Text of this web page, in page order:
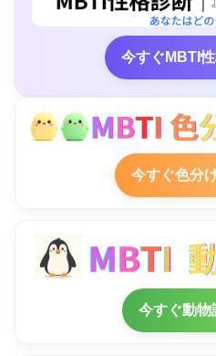
今すぐMBTI
今すぐ色分
今すぐ動物